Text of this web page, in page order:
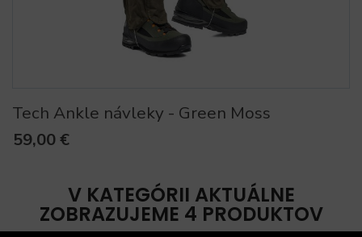
Tech Ankle návleky - Green Moss
59,00 €
V KATEGÓRII AKTUÁLNE
ZOBRAZUJEME 4 PRODUKTOV